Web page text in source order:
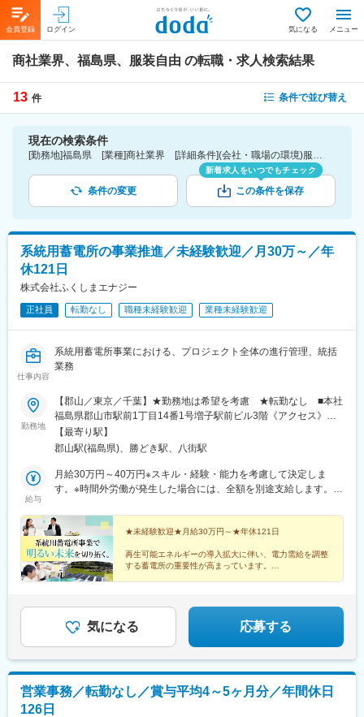
会員登録 ログイン 気になる メニュー
商社業界、福島県、服装自由 の転職・求人検索結果
13 件 条件で並び替え
現在の検索条件
[勤務地]福島県 [業種]商社業界 [詳細条件](会社・職場の環境)服装自由
条件の変更
新着求人をいつでもチェック
この条件を保存
系統用蓄電所の事業推進／未経験歓迎／月30万～／年
休121日
株式会社ふくしまエナジー
正社員 転勤なし 職種未経験歓迎 業種未経験歓迎
仕事内容
系統用蓄電所事業における、プロジェクト全体の進行管理、統括
業務
勤務地
【郡山／東京／千葉】★勤務地は希望を考慮 ★転勤なし ■本社
福島県郡山市駅前1丁目14番1号増子駅前ビル3階《アクセス》郡
山駅から徒歩4分■晴海事務所東京都中央区晴海3-13-1 DEUX
TOURS EAST《アクセス》勝どき駅から徒歩10分■千葉営業所千
煙防止対策：屋内全面禁煙（屋内喫煙可能場所あり）
【最寄り駅】
郡山駅(福島県)、勝どき駅、八街駅
給与
月給30万円～40万円※スキル・経験・能力を考慮して決定しま
す。※時間外労働が発生した場合には、全額を別途支給します。＼
など、目に見える評価はもちろん、・プロジェクトへの貢献度
（チームワークの向上・トラブルの未然防止など）・業務プロセ
スの改善など、数字に表れない日々の努力も含めて、上長が正当
に評価します！納得感を持って、日々仕事に取り組める環境です
◎
★未経験歓迎★月給30万円～★年休121日
再生可能エネルギーの導入拡大に伴い、電力需給を調整
する蓄電所の重要性が高まっています。
気になる 応募する
営業事務／転勤なし／賞与平均4～5ヶ月分／年間休日
126日